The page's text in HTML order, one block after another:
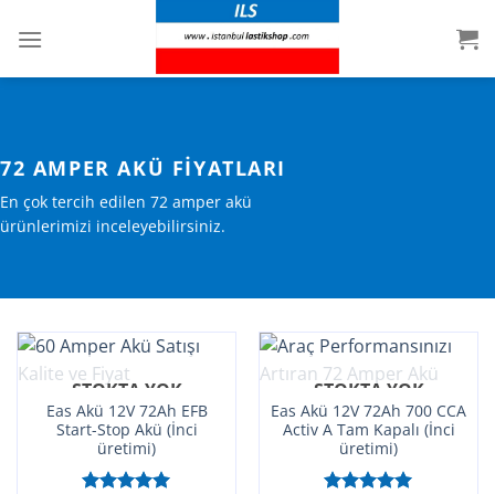
atla
72 AMPER AKÜ FIYATLARI
En çok tercih edilen 72 amper akü
ürünlerimizi inceleyebilirsiniz.
STOKTA YOK
Eas Akü 12V 72Ah EFB
Start-Stop Akü (İnci
üretimi)
STOKTA YOK
Eas Akü 12V 72Ah 700 CCA
Activ A Tam Kapalı (İnci
üretimi)